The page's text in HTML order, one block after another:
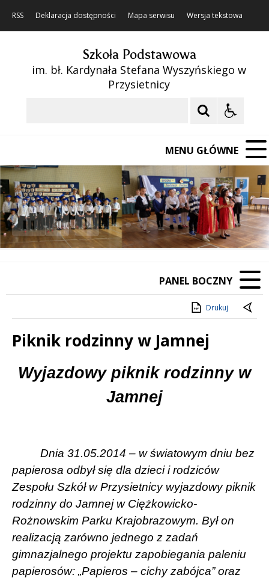
RSS Deklaracja dostępności Mapa serwisu Wersja tekstowa
Szkoła Podstawowa
im. bł. Kardynała Stefana Wyszyńskiego w
Przysietnicy
MENU GŁÓWNE
Poprzedni Element
Następny Element
❚❚
PANEL BOCZNY
Drukuj
Piknik rodzinny w Jamnej
Treść
Wyjazdowy piknik rodzinny w
Jamnej
Dnia 31.05.2014 – w światowym dniu bez
papierosa odbył się dla dzieci i rodziców
Zespołu Szkół w Przysietnicy wyjazdowy piknik
rodzinny do Jamnej w Ciężkowicko-
Rożnowskim Parku Krajobrazowym. Był on
realizacją zarówno jednego z zadań
gimnazjalnego projektu zapobiegania paleniu
papierosów: „Papieros – cichy zabójca” oraz